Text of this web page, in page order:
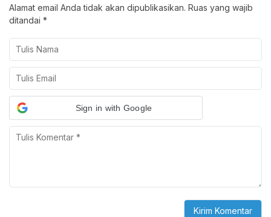
Alamat email Anda tidak akan dipublikasikan. Ruas yang wajib
ditandai *
Sign in with Google